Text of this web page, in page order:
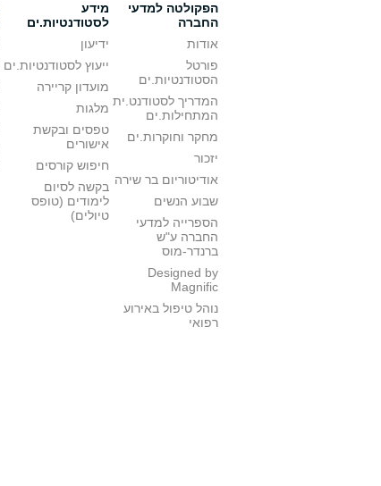
הפקולטה למדעי
החברה
אודות
פורטל
הסטודנטיות.ים
המדריך לסטודנט.ית
המתחילות.ים
מחקר וחוקרות.ים
יזכור
אודיטוריום בר שירה
שבוע הנשים
הספרייה למדעי
החברה ע"ש
ברנדר-מוס
Designed by
Magnific
נוהל טיפול באירוע
רפואי
מידע
לסטודנטיות.ים
ידיעון
ייעוץ לסטודנטיות.ים
מועדון קריירה
מלגות
טפסים ובקשת
אישורים
חיפוש קורסים
בקשה לסיום
לימודים (טופס
טיולים)